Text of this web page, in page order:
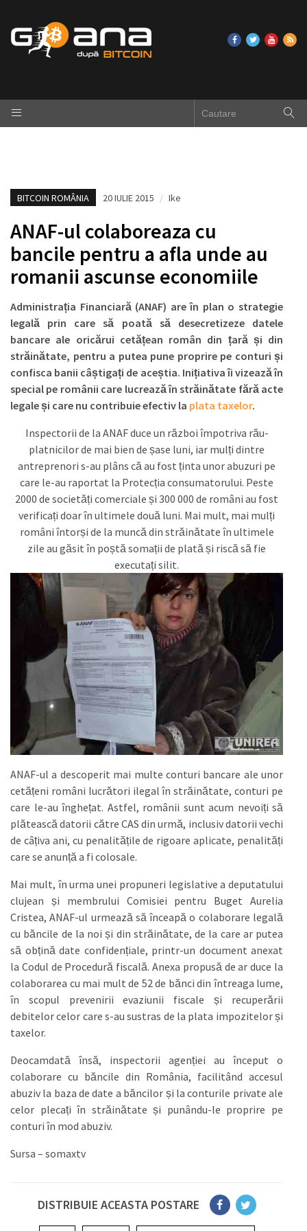
BITCOIN ROMÂNIA 20 IULIE 2015 / Ike
ANAF-ul colaboreaza cu
bancile pentru a afla unde au
romanii ascunse economiile
Administrația Financiară (ANAF) are în plan o strategie
legală prin care să poată să desecretizeze datele
bancare ale oricărui cetățean român din țară și din
străinătate, pentru a putea pune proprire pe conturi și
confisca banii câștigați de aceștia. Inițiativa îi vizează în
special pe românii care lucrează în străinătate fără acte
legale și care nu contribuie efectiv la plata taxelor.
Inspectorii de la ANAF duce un război împotriva rău-
platnicilor de mai bien de șase luni, iar mulți dintre
antreprenori s-au plâns că au fost ținta unor abuzuri pe
care le-au raportat la Protecția consumatorului. Peste
2000 de societăți comerciale și 300 000 de români au fost
verificați doar în ultimele două luni. Mai mult, mai mulți
români întorși de la muncă din străinătate în ultimele
zile au găsit în poștă somații de plată și riscă să fie
executați silit.
ANAF-ul a descoperit mai multe conturi bancare ale unor
cetățeni români lucrători ilegal în străinătate, conturi pe
care le-au înghețat. Astfel, românii sunt acum nevoiți să
plătească datorii către CAS din urmă, inclusiv datorii vechi
de câțiva ani, cu penalitățile de rigoare aplicate, penalități
care se anunță a fi colosale.
Mai mult, în urma unei propuneri legislative a deputatului
clujean și membrului Comisiei pentru Buget Aurelia
Cristea, ANAF-ul urmează să înceapă o colaborare legală
cu băncile de la noi și din străinătate, de la care ar putea
să obțină date confidențiale, printr-un document anexat
la Codul de Procedură fiscală. Anexa propusă de ar duce la
colaborarea cu mai mult de 52 de bănci din întreaga lume,
în scopul prevenirii evaziunii fiscale și recuperării
debitelor celor care s-au sustras de la plata impozitelor și
taxelor.
Deocamdată însă, inspectorii agenției au început o
colaborare cu băncile din România, facilitând accesul
abuziv la baza de date a băncilor și la conturile private ale
celor plecați în străinătate și punându-le proprire pe
conturi în mod abuziv.
Sursa – somaxtv
DISTRIBUIE ACEASTA POSTARE